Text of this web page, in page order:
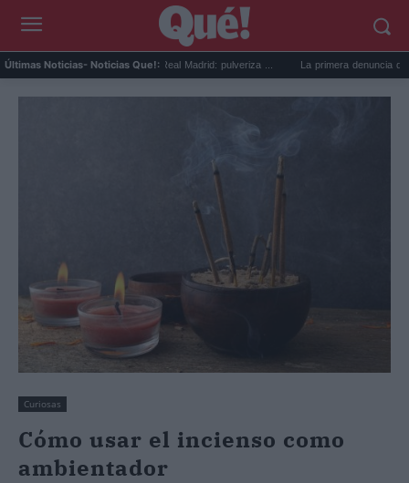
Últimas Noticias- Noticias Que!:
de Yan Diomande al Real Madrid: pulveriza ... La primera denuncia que pone al
Curiosas
Cómo usar el incienso como
ambientador